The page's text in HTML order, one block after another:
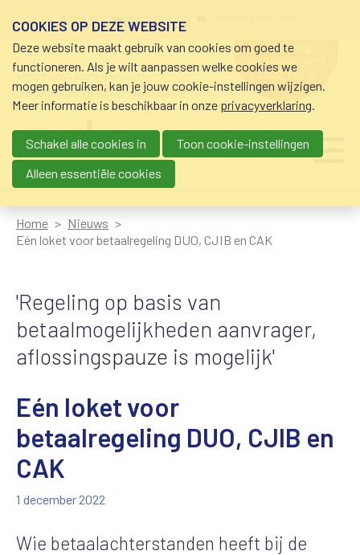
schuldhulp • sociaal krediet •
budgetbeheer • beschermingsbewind
hulp nodig
bij geldzorgen?
0800-8115.nl
Main navigation
Home
Nieuws
Eén loket voor betaalregeling DUO, CJIB en CAK
'Regeling op basis van
betaalmogelijkheden aanvrager,
aflossingspauze is mogelijk'
Eén loket voor
betaalregeling DUO, CJIB en
CAK
1 december 2022
Wie betaalachterstanden heeft bij de
COOKIES OP DEZE WEBSITE
Deze website maakt gebruik van cookies om goed te
functioneren. Als je wilt aanpassen welke cookies we
mogen gebruiken, kan je jouw cookie-instellingen wijzigen.
Meer informatie is beschikbaar in onze privacyverklaring.
Schakel alle cookies in
Toon cookie-instellingen
Alleen essentiële cookies